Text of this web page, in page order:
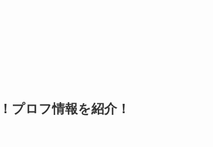
プロフ情報を紹介！